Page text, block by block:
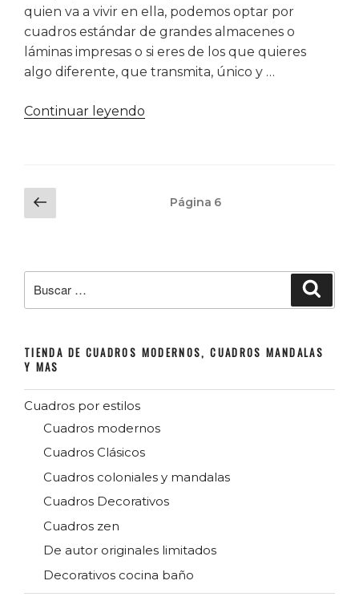
quien va a vivir en ella, podemos optar por
cuadros estándar de grandes almacenes o
láminas impresas o si eres de los que quieres
algo diferente, que transmita, único y …
Continuar leyendo
Navegación
de
Página
anterior
Página 6
por:
TIENDA DE CUADROS MODERNOS, CUADROS MANDALAS
Y MAS
Cuadros por estilos
Cuadros modernos
Cuadros Clásicos
Cuadros coloniales y mandalas
Cuadros Decorativos
Cuadros zen
De autor originales limitados
Decorativos cocina baño